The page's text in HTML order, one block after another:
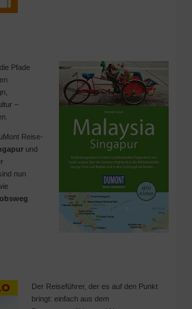
Pfade
–
Reise-
und
nun
Der Reiseführer, der es auf den Punkt
bringt: einfach aus dem